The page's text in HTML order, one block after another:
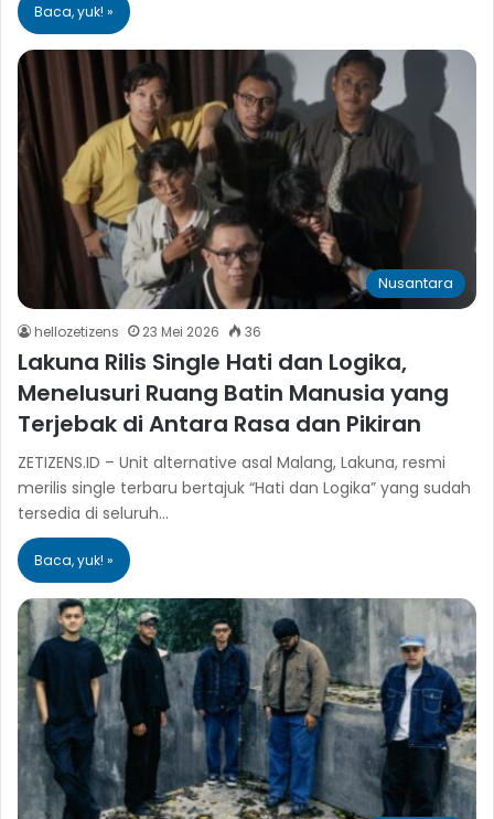
Baca, yuk! »
Nusantara
hellozetizens 23 Mei 2026 36
Lakuna Rilis Single Hati dan Logika,
Menelusuri Ruang Batin Manusia yang
Terjebak di Antara Rasa dan Pikiran
ZETIZENS.ID – Unit alternative asal Malang, Lakuna, resmi
merilis single terbaru bertajuk “Hati dan Logika” yang sudah
tersedia di seluruh…
Baca, yuk! »